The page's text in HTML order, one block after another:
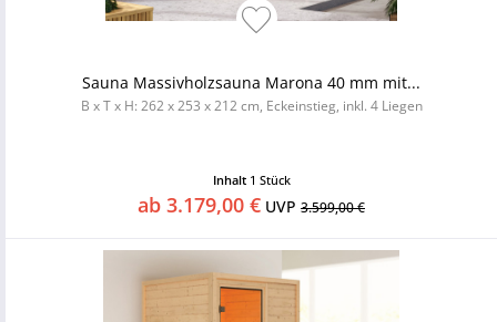
Sauna Massivholzsauna Marona 40 mm mit...
B x T x H: 262 x 253 x 212 cm, Eckeinstieg, inkl. 4 Liegen
Inhalt 1 Stück
ab 3.179,00 € UVP 3.599,00 €